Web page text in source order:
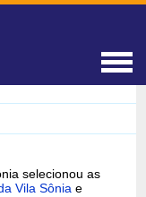
selecionou as
Vila Sônia e